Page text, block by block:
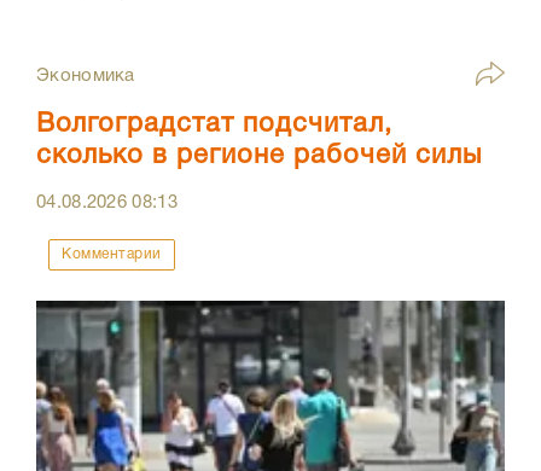
Экономика
Волгоградстат подсчитал,
сколько в регионе рабочей силы
04.08.202608:13
Комментарии